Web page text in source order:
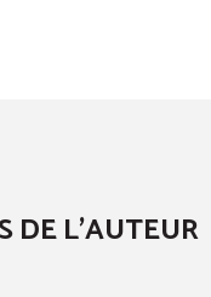
DE L'AUTEUR